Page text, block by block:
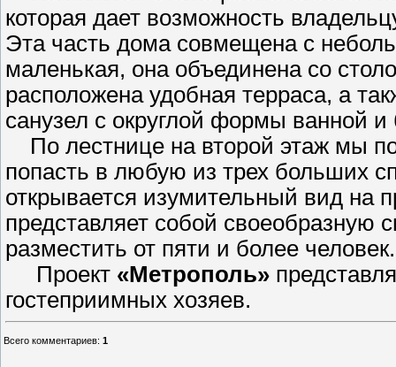
которая дает возможность
Эта часть дома совмещена с
маленькая, она объединена со
расположена удобная терраса, а
санузел с округлой формы ванной и
По лестнице на второй этаж мы
попасть в любую из трех больших
открывается изумительный вид на
представляет собой своеобразную
разместить от пяти и более человек.
Проект «Метрополь»
гостеприимных хозяев.
Всего комментариев: 1